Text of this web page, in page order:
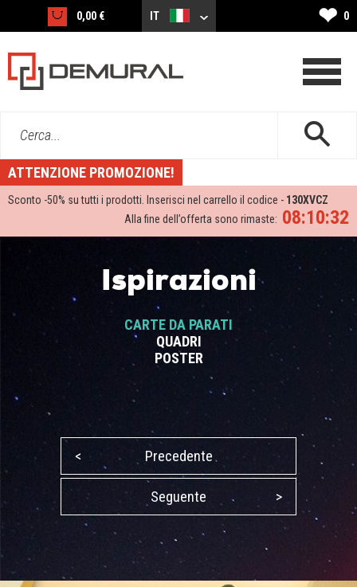
0,00 € IT ❤ 0
Cerca...
ATTENZIONE PROMOZIONE!
Sconto -50% su tutti i prodotti. Inserisci nel carrello il codice - 130XVCZ
08:10:31
Alla fine dell’offerta sono rimaste:
Ispirazioni
CARTE DA PARATI
QUADRI
POSTER
< Precedente
Seguente >